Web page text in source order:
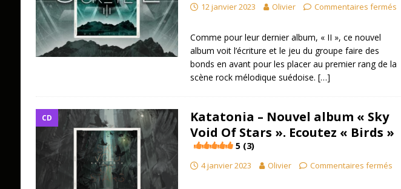
12 janvier 2023 Olivier Commentaires fermés
Comme pour leur dernier album, « II », ce nouvel
album voit l’écriture et le jeu du groupe faire des
bonds en avant pour les placer au premier rang de la
scène rock mélodique suédoise. […]
CD
Katatonia – Nouvel album « Sky
Void Of Stars ». Ecoutez « Birds »
5 (3)
4 janvier 2023 Olivier Commentaires fermés